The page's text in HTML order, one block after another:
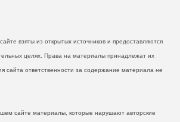
взяты из открытых источников и предоставляются
целях. Права на материалы принадлежат их
сайта ответственности за содержание материала не
сайте материалы, которые нарушают авторские